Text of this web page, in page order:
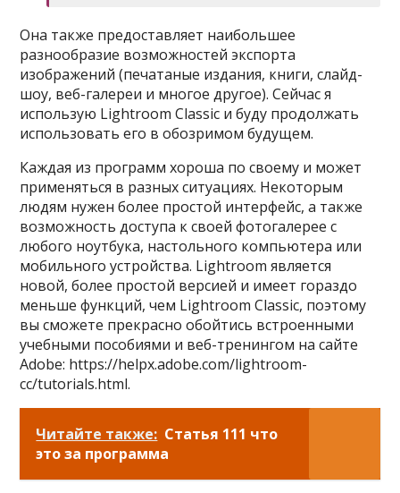
Она также предоставляет наибольшее
разнообразие возможностей экспорта
изображений (печатаные издания, книги, слайд-
шоу, веб-галереи и многое другое). Сейчас я
использую Lightroom Classic и буду продолжать
использовать его в обозримом будущем.
Каждая из программ хороша по своему и может
применяться в разных ситуациях. Некоторым
людям нужен более простой интерфейс, а также
возможность доступа к своей фотогалерее с
любого ноутбука, настольного компьютера или
мобильного устройства. Lightroom является
новой, более простой версией и имеет гораздо
меньше функций, чем Lightroom Classic, поэтому
вы сможете прекрасно обойтись встроенными
учебными пособиями и веб-тренингом на сайте
Adobe: https://helpx.adobe.com/lightroom-
cc/tutorials.html.
Читайте также: Статья 111 что
это за программа